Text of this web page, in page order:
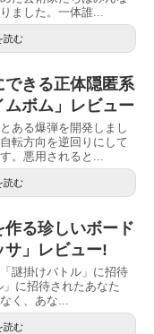
ました。一体誰...
読む
きる正体隠匿系
ボム」レビュー
ある爆弾を開発しまし
転方向を逆回りにして
。悪用されると...
読む
る珍しいボード
サ」レビュー!
謎掛けバトル」に招待
に招待されたあなた
く、あな...
読む